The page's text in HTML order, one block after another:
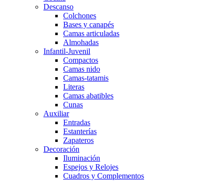
Descanso
Colchones
Bases y canapés
Camas articuladas
Almohadas
Infantil-Juvenil
Compactos
Camas nido
Camas-tatamis
Literas
Camas abatibles
Cunas
Auxiliar
Entradas
Estanterías
Zapateros
Decoración
Iluminación
Espejos y Relojes
Cuadros y Complementos